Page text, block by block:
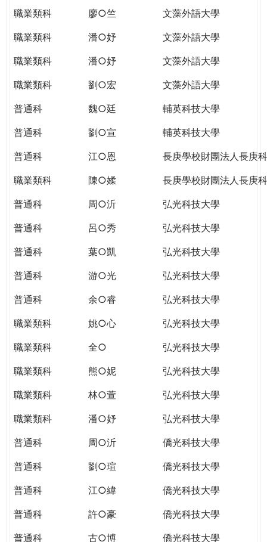
職業類科 廖○竺
文藻外語大學
職業類科
潘○妤
文藻外語大學
職業類科
潘○妤
文藻外語大學
職業類科
劉○宏
文藻外語大學
普通科
魏○廷
輔英科技大學
普通科
劉○宣
輔英科技大學
普通科
江○恩
長庚學校財團法人長庚
職業類科
陳○媃
長庚學校財團法人長庚
普通科
周○沂
弘光科技大學
普通科
呂○秀
弘光科技大學
普通科
葉○凱
弘光科技大學
普通科
游○光
弘光科技大學
普通科
余○睿
弘光科技大學
職業類科
姚○心
弘光科技大學
職業類科
全○
弘光科技大學
職業類科
熊○妮
弘光科技大學
職業類科
林○萱
弘光科技大學
職業類科
潘○妤
弘光科技大學
普通科
周○沂
僑光科技大學
普通科
劉○瑄
僑光科技大學
普通科
江○緯
僑光科技大學
普通科
許○豪
僑光科技大學
普通科
古○博
僑光科技大學